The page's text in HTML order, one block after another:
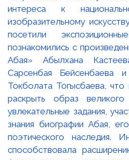
интереса к
изобразительному
посетили
познакомились с
Абая» Абылхана
Сарсенбая Бейсенбаева
Токболата Тогысбаева,
раскрыть образ
увлекательные задания,
знания биографии Абая,
поэтического наследия.
способствовала